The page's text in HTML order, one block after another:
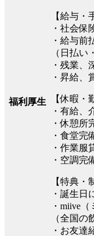
福利厚生
【給与・
・社会保
・給与前
（日払い
・残業、
・昇給、
【休暇・
・有給、
・休憩所
・食堂完
・作業服
・空調完
【特典・
・誕生日
・miive
（全国の
・お友達